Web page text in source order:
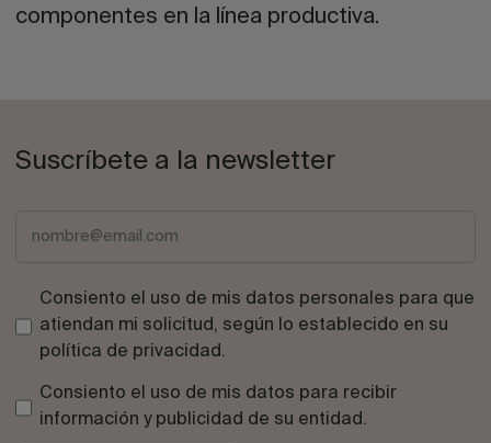
componentes en la línea productiva.
Suscríbete a la newsletter
Consiento el uso de mis datos personales para que
atiendan mi solicitud, según lo establecido en su
política de privacidad.
Consiento el uso de mis datos para recibir
información y publicidad de su entidad.